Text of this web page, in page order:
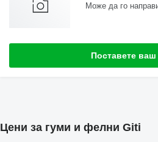
Може да го
Поставете ваш
Цени за гуми и фелни Giti